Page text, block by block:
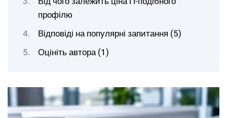
профілю
Відповіді на популярні запитання (5)
Оцініть автора (1)